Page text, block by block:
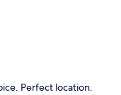
Perfect location.